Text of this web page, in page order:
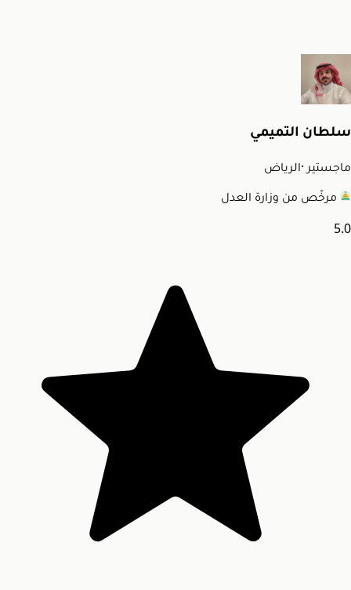
سلطان التميمي
ماجستير·الرياض
مرخّص من وزارة العدل
5.0